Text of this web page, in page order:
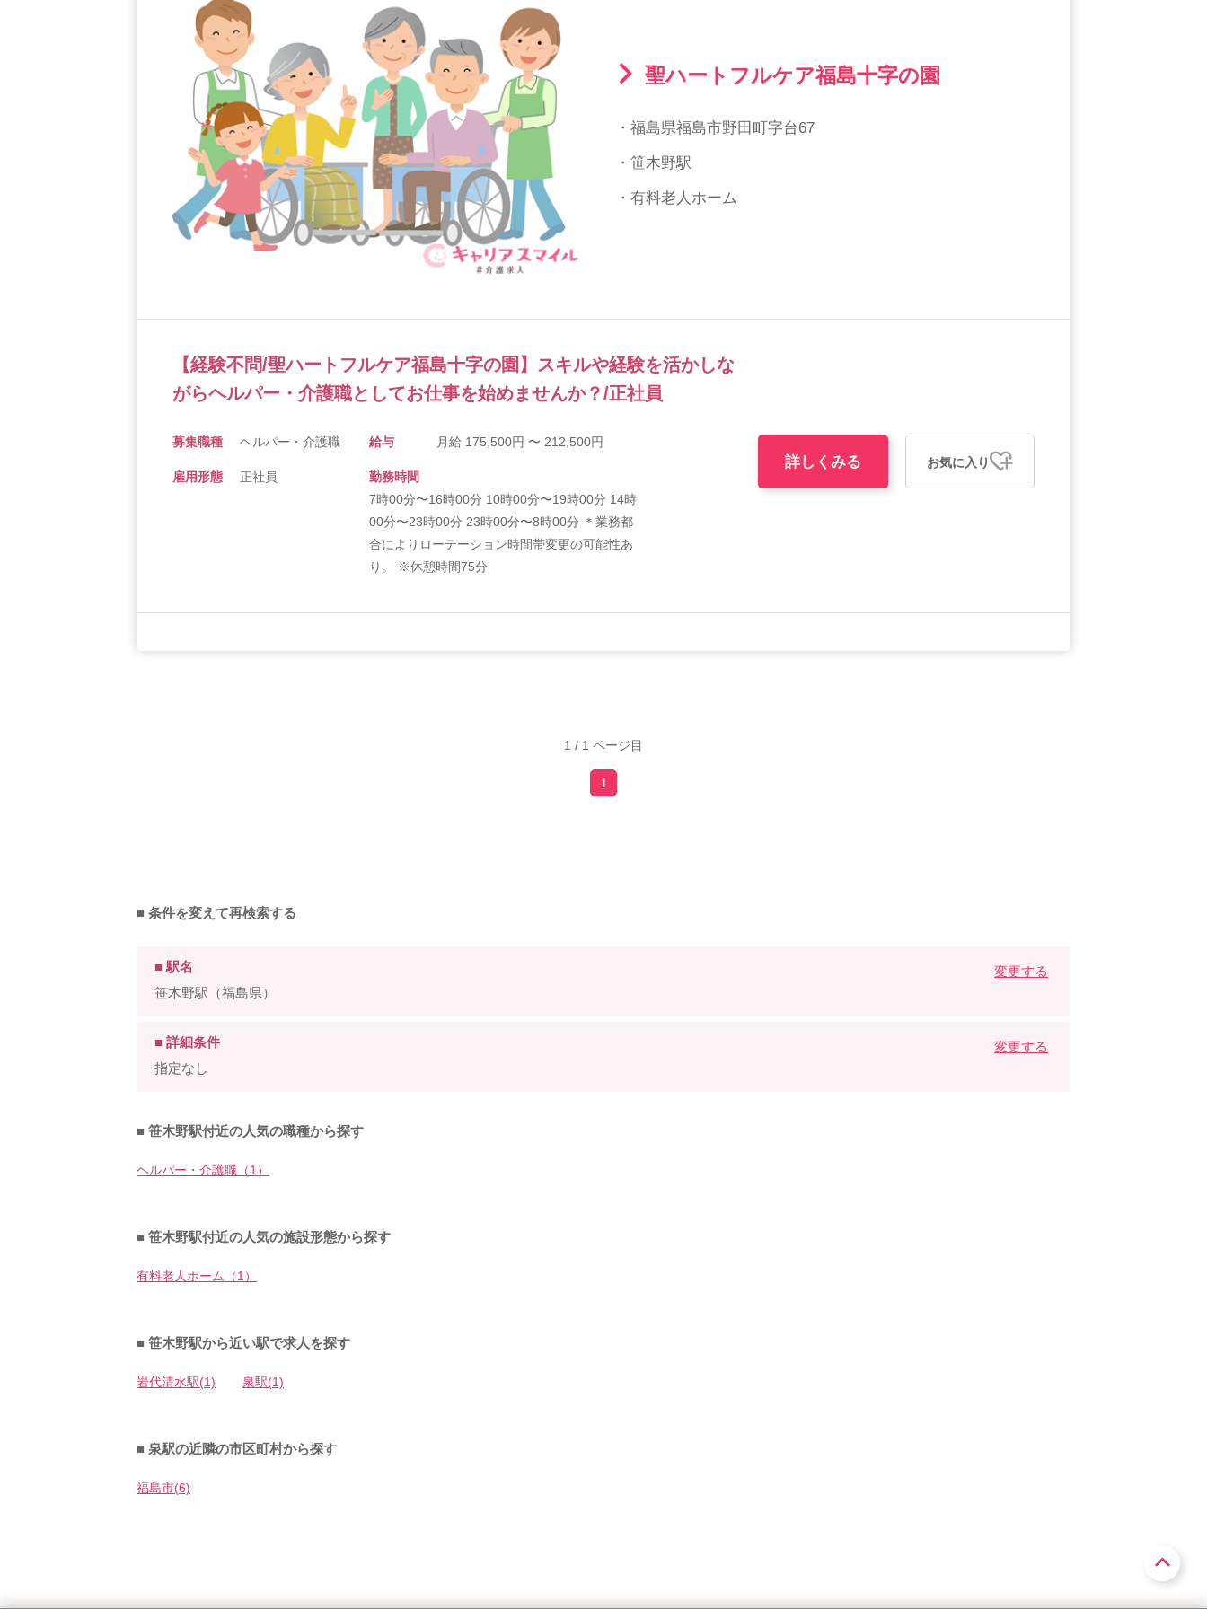
聖ハートフルケア福島十字の園
・福島県福島市野田町字台67
・笹木野駅
・有料老人ホーム
【経験不問/聖ハートフルケア福島十字の園】スキルや経験を活かしな
がらヘルパー・介護職としてお仕事を始めませんか？/正社員
募集職種 ヘルパー・介護職 給与 月給 175,500円 〜 212,500円
雇用形態 正社員
勤務時間
7時00分〜16時00分 10時00分〜19時00分 14時
00分〜23時00分 23時00分〜8時00分 ＊業務都
合によりローテーション時間帯変更の可能性あ
り。 ※休憩時間75分
詳しくみる お気に入り
1 / 1 ページ目
1
■ 条件を変えて再検索する
■ 駅名
笹木野駅（福島県）
変更する
■ 詳細条件
指定なし
変更する
■ 笹木野駅付近の人気の職種から探す
ヘルパー・介護職（1）
■ 笹木野駅付近の人気の施設形態から探す
有料老人ホーム（1）
■ 笹木野駅から近い駅で求人を探す
岩代清水駅(1) 泉駅(1)
■ 泉駅の近隣の市区町村から探す
福島市(6)